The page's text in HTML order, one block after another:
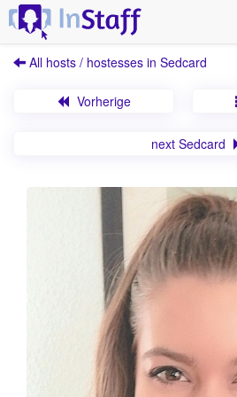
All hosts / hostesses in Sedcard
Vorherige
next Sedcard